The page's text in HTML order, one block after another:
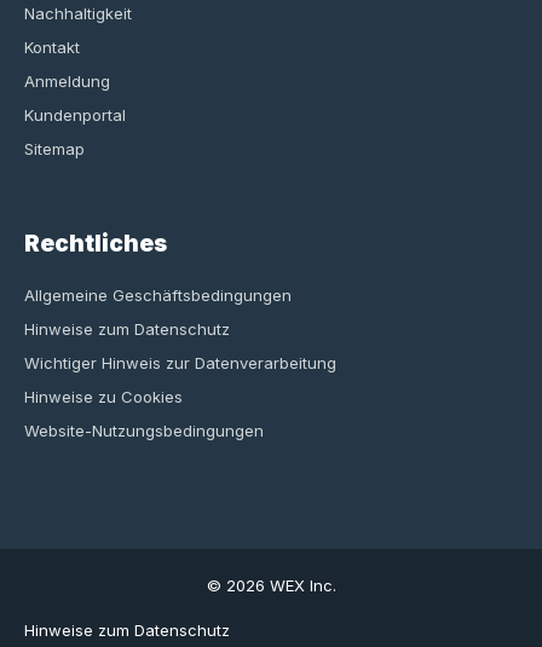
Nachhaltigkeit
Kontakt
Anmeldung
Kundenportal
Sitemap
Rechtliches
Allgemeine Geschäftsbedingungen
Hinweise zum Datenschutz
Wichtiger Hinweis zur Datenverarbeitung
Hinweise zu Cookies
Website-Nutzungsbedingungen
© 2026 WEX Inc.
Hinweise zum Datenschutz